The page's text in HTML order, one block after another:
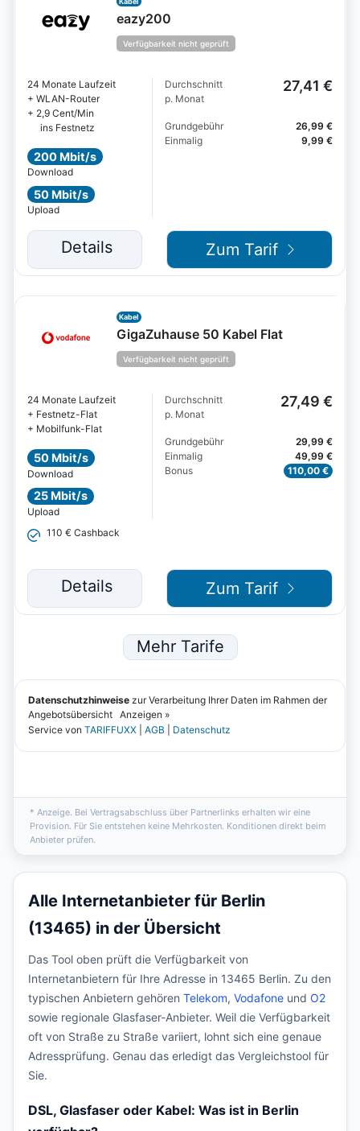
* Anzeige. Bei Vertragsabschluss über Partnerlinks erhalten wir eine
Provision. Für Sie entstehen keine Mehrkosten. Konditionen direkt beim
Anbieter prüfen.
Alle Internetanbieter für Berlin
(13465) in der Übersicht
Das Tool oben prüft die Verfügbarkeit von
Internetanbietern für Ihre Adresse in 13465 Berlin. Zu den
typischen Anbietern gehören Telekom, Vodafone und O2
sowie regionale Glasfaser-Anbieter. Weil die Verfügbarkeit
oft von Straße zu Straße variiert, lohnt sich eine genaue
Adressprüfung. Genau das erledigt das Vergleichstool für
Sie.
DSL, Glasfaser oder Kabel: Was ist in Berlin